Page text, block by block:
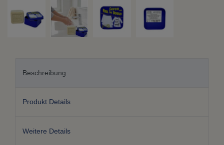
Beschreibung
Produkt Details
Weitere Details